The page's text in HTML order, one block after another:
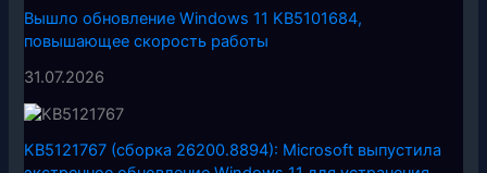
Вышло обновление Windows 11 KB5101684,
повышающее скорость работы
31.07.2026
KB5121767 (сборка 26200.8894): Microsoft выпустила